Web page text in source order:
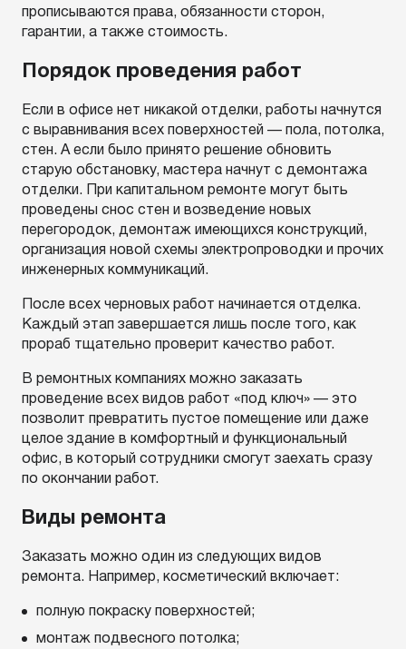
прописываются права, обязанности сторон,
гарантии, а также стоимость.
Порядок проведения работ
Если в офисе нет никакой отделки, работы начнутся
с выравнивания всех поверхностей — пола, потолка,
стен. А если было принято решение обновить
старую обстановку, мастера начнут с демонтажа
отделки. При капитальном ремонте могут быть
проведены снос стен и возведение новых
перегородок, демонтаж имеющихся конструкций,
организация новой схемы электропроводки и прочих
инженерных коммуникаций.
После всех черновых работ начинается отделка.
Каждый этап завершается лишь после того, как
прораб тщательно проверит качество работ.
В ремонтных компаниях можно заказать
проведение всех видов работ «под ключ» — это
позволит превратить пустое помещение или даже
целое здание в комфортный и функциональный
офис, в который сотрудники смогут заехать сразу
по окончании работ.
Виды ремонта
Заказать можно один из следующих видов
ремонта. Например, косметический включает:
полную покраску поверхностей;
монтаж подвесного потолка;